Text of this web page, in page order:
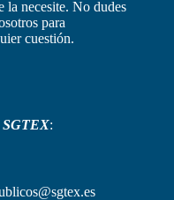
la necesite. No dudes
para
cuestión.
SGTEX: